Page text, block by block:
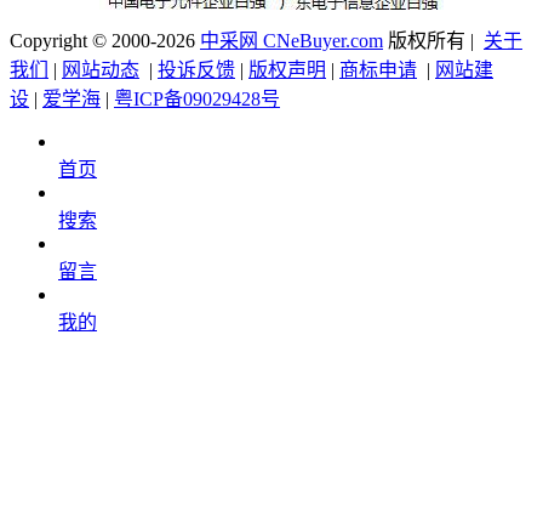
Copyright © 2000-2026 中采网 CNeBuyer.com 版权所有 | 关于
我们
| 网站动态 | 投诉反馈 | 版权声明 | 商标申请 | 网站建
设 | 爱学海 | 粤ICP备09029428号
首页
搜索
留言
我的